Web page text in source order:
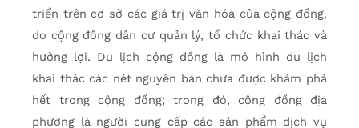
triển trên cơ sở các giá trị văn hóa của cộng đồng,
do cộng đồng dân cư quản lý, tổ chức khai thác và
hưởng lợi. Du lịch cộng đồng là mô hình du lịch
khai thác các nét nguyên bản chưa được khám phá
hết trong cộng đồng; trong đó, cộng đồng địa
phương là người cung cấp các sản phẩm dịch vụ